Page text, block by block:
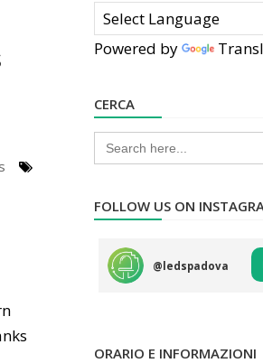
Powered by
CERCA
Search
for:
FOLLOW US ON
@ledspadova
ORARIO E INFORMAZIONI